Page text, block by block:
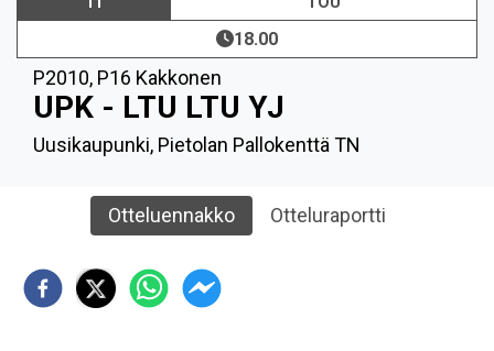
18.00
P2010, P16 Kakkonen
UPK - LTU LTU YJ
Uusikaupunki, Pietolan Pallokenttä TN
Otteluennakko Otteluraportti